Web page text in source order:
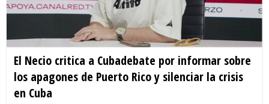
El Necio critica a Cubadebate por informar sobre
los apagones de Puerto Rico y silenciar la crisis
en Cuba